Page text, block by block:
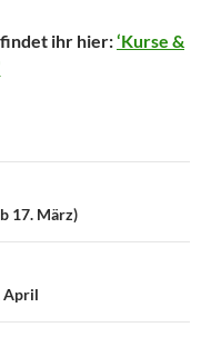
ihr hier:‘Kurse &
17. März)
April